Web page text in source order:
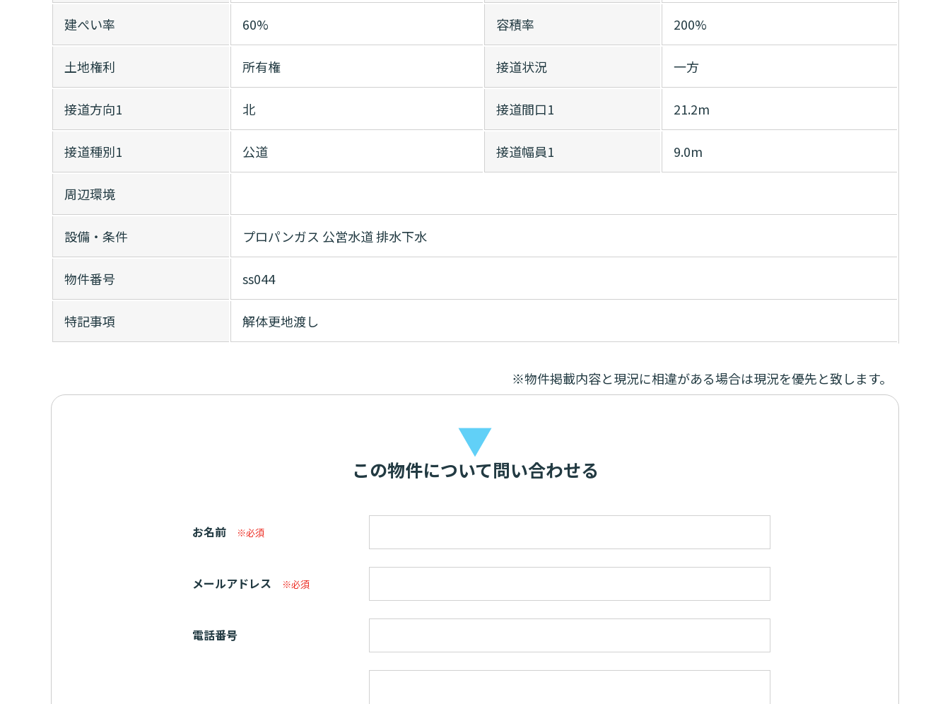
建ぺい率 60% 容積率 200%
土地権利 所有権 接道状況 一方
接道方向1 北 接道間口1 21.2m
接道種別1 公道 接道幅員1 9.0m
周辺環境
設備・条件 プロパンガス 公営水道排水下水
物件番号 ss044
特記事項 解体更地渡し
※物件掲載内容と現況に相違がある場合は現況を優先と致します。
▼
この物件について問い合わせる
お名前 ※必須
メールアドレス ※必須
電話番号